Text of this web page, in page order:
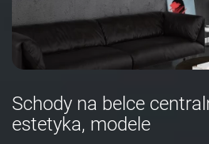
Schody na belce
estetyka, modele